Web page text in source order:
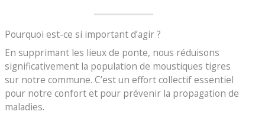
Pourquoi est-ce si important d’agir ?
En supprimant les lieux de ponte, nous réduisons
significativement la population de moustiques tigres
sur notre commune. C’est un effort collectif essentiel
pour notre confort et pour prévenir la propagation de
maladies.